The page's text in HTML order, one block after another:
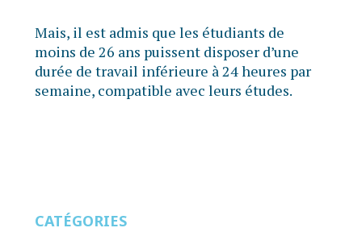
Mais, il est admis que les étudiants de
moins de 26 ans puissent disposer d’une
durée de travail inférieure à 24 heures par
semaine, compatible avec leurs études.
CATÉGORIES